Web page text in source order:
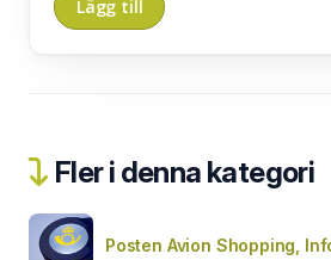
Fler i denna kategori
Posten Avion Shopping,